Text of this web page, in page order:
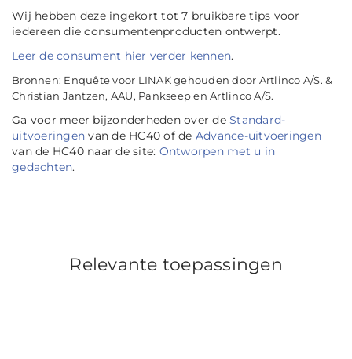
Wij hebben deze ingekort tot 7 bruikbare tips voor
iedereen die consumentenproducten ontwerpt.
Leer de consument hier verder kennen.
Bronnen: Enquête voor LINAK gehouden door Artlinco A/S. &
Christian Jantzen, AAU, Pankseep en Artlinco A/S.
Ga voor meer bijzonderheden over de Standard-
uitvoeringen van de HC40 of de Advance-uitvoeringen
van de HC40 naar de site: Ontworpen met u in
gedachten.
Relevante toepassingen